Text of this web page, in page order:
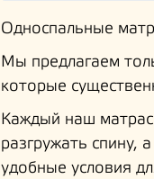
Односпальные
Мы предлагаем
которые
Каждый наш матрас
разгружать спину,
удобные условия